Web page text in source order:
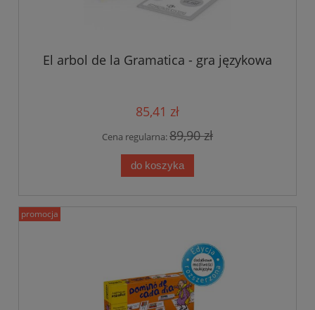
El arbol de la Gramatica - gra językowa
85,41 zł
Cena regularna:89,90 zł
do koszyka
promocja